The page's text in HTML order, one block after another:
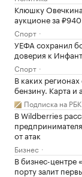
Клюшку
аукционе за
Спорт
УЕФА сохранил
доверия к
Спорт
В каких
бензину. Карта и
Подписка на РБК
В Wildberries
от атак
Бизнес
В бизнес-
порту залит